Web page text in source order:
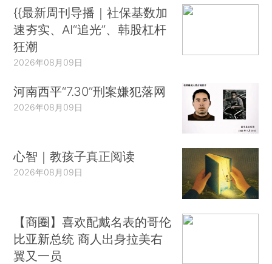
{{最新周刊导播｜社保基数加
速夯实、AI“追光”、韩股杠杆
狂潮
2026年08月09日
河南西平“7.30”刑案嫌犯落网
2026年08月09日
心智｜教孩子真正阅读
2026年08月09日
【商圈】喜欢配戴名表的哥伦
比亚新总统 商人出身拉美右
翼又一员